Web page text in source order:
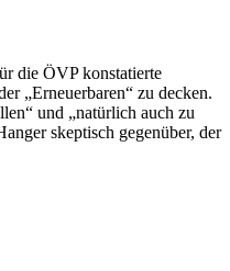
die ÖVP konstatierte
„Erneuerbaren“ zu decken.
und „natürlich auch zu
skeptisch gegenüber, der